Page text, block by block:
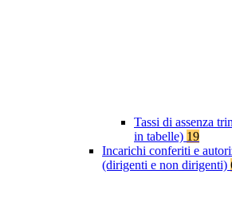
Tassi di assenza
in tabelle) 19
Incarichi conferiti e
(dirigenti e non dirigenti)